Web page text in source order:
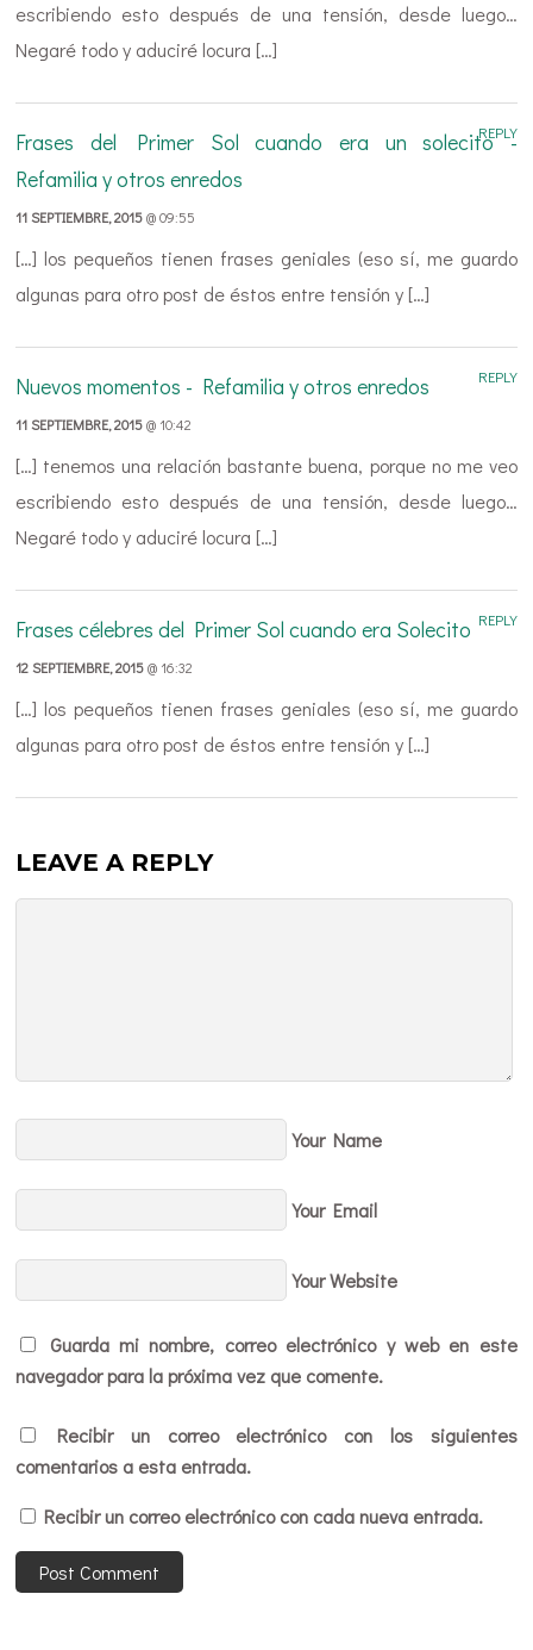
escribiendo esto después de una tensión, desde luego…
Negaré todo y aduciré locura […]
Frases del Primer Sol cuando era un solecito -
Refamilia y otros enredos
11 SEPTIEMBRE, 2015@ 09:55
[…] los pequeños tienen frases geniales (eso sí, me guardo
algunas para otro post de éstos entre tensión y […]
REPLY
Nuevos momentos - Refamilia y otros enredos
11 SEPTIEMBRE, 2015@ 10:42
[…] tenemos una relación bastante buena, porque no me veo
escribiendo esto después de una tensión, desde luego…
Negaré todo y aduciré locura […]
REPLY
Frases célebres del Primer Sol cuando era Solecito
12 SEPTIEMBRE, 2015@ 16:32
[…] los pequeños tienen frases geniales (eso sí, me guardo
algunas para otro post de éstos entre tensión y […]
REPLY
LEAVE A REPLY
Your Name
Your Email
Your Website
Guarda mi nombre, correo electrónico y web en este
navegador para la próxima vez que comente.
Recibir un correo electrónico con los siguientes
comentarios a esta entrada.
Recibir un correo electrónico con cada nueva entrada.